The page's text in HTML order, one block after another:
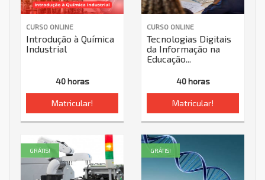
CURSO ONLINE
Introdução à Química
Industrial
40 horas
Matricular!
CURSO ONLINE
Tecnologias Digitais
da Informação na
Educação...
40 horas
Matricular!
GRÁTIS! GRÁTIS!